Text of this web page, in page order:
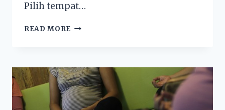
Pilih tempat…
READ MORE